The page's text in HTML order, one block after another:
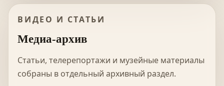
ВИДЕО И СТАТЬИ
Медиа-архив
Статьи, телерепортажи и музейные материалы
собраны в отдельный архивный раздел.